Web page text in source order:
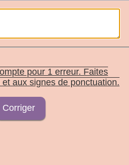
pour 1 erreur. Faites
aux signes de ponctuation.